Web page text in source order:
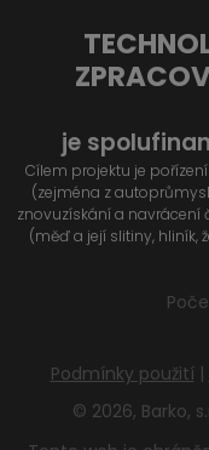
je
Cílem projektu je
(zejména z
znovuzískání a
(měď a její slitiny, hliník,
© 2026, Barko,
Podmínky použití |